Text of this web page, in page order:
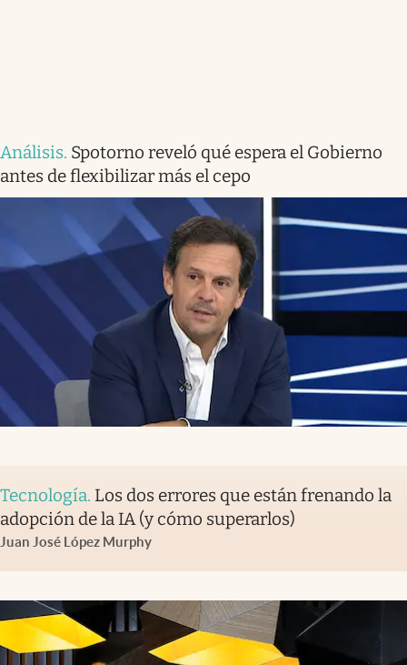
Análisis. Spotorno reveló qué espera el Gobierno
antes de flexibilizar más el cepo
Tecnología. Los dos errores que están frenando la
adopción de la IA (y cómo superarlos)
Juan José López Murphy